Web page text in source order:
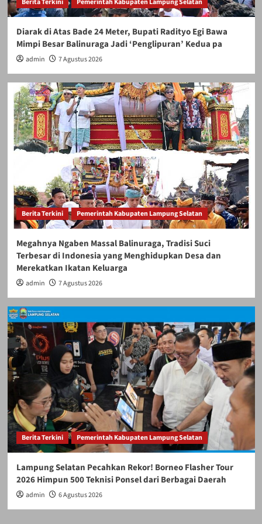
Berita Terkini Pemerintah Kabupaten Lampung Selatan
Diarak di Atas Bade 24 Meter, Bupati Radityo Egi Bawa
Mimpi Besar Balinuraga Jadi ‘Penglipuran’ Kedua pa
admin 7 Agustus 2026
Berita Terkini Pemerintah Kabupaten Lampung Selatan
Megahnya Ngaben Massal Balinuraga, Tradisi Suci
Terbesar di Indonesia yang Menghidupkan Desa dan
Merekatkan Ikatan Keluarga
admin 7 Agustus 2026
Berita Terkini Pemerintah Kabupaten Lampung Selatan
Lampung Selatan Pecahkan Rekor! Borneo Flasher Tour
2026 Himpun 500 Teknisi Ponsel dari Berbagai Daerah
admin 6 Agustus 2026